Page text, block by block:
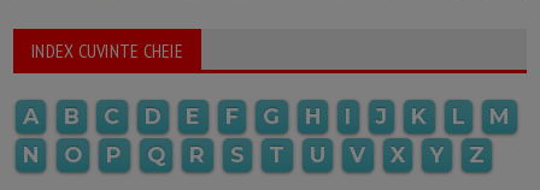
INDEX CUVINTE CHEIE
A B C D E F G H I J K L
M
N
O P Q R S T U V X Y Z